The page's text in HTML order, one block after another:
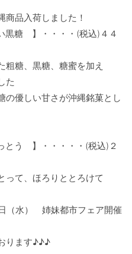
商品入荷しました！
糖　】・・・・(税込)４４
糖、黒糖、糖蜜を加え
た
優しい甘さが沖縄銘菓とし
う　】・・・・・(税込)２
て、ほろりととろけて
水）　姉妹都市フェア開催